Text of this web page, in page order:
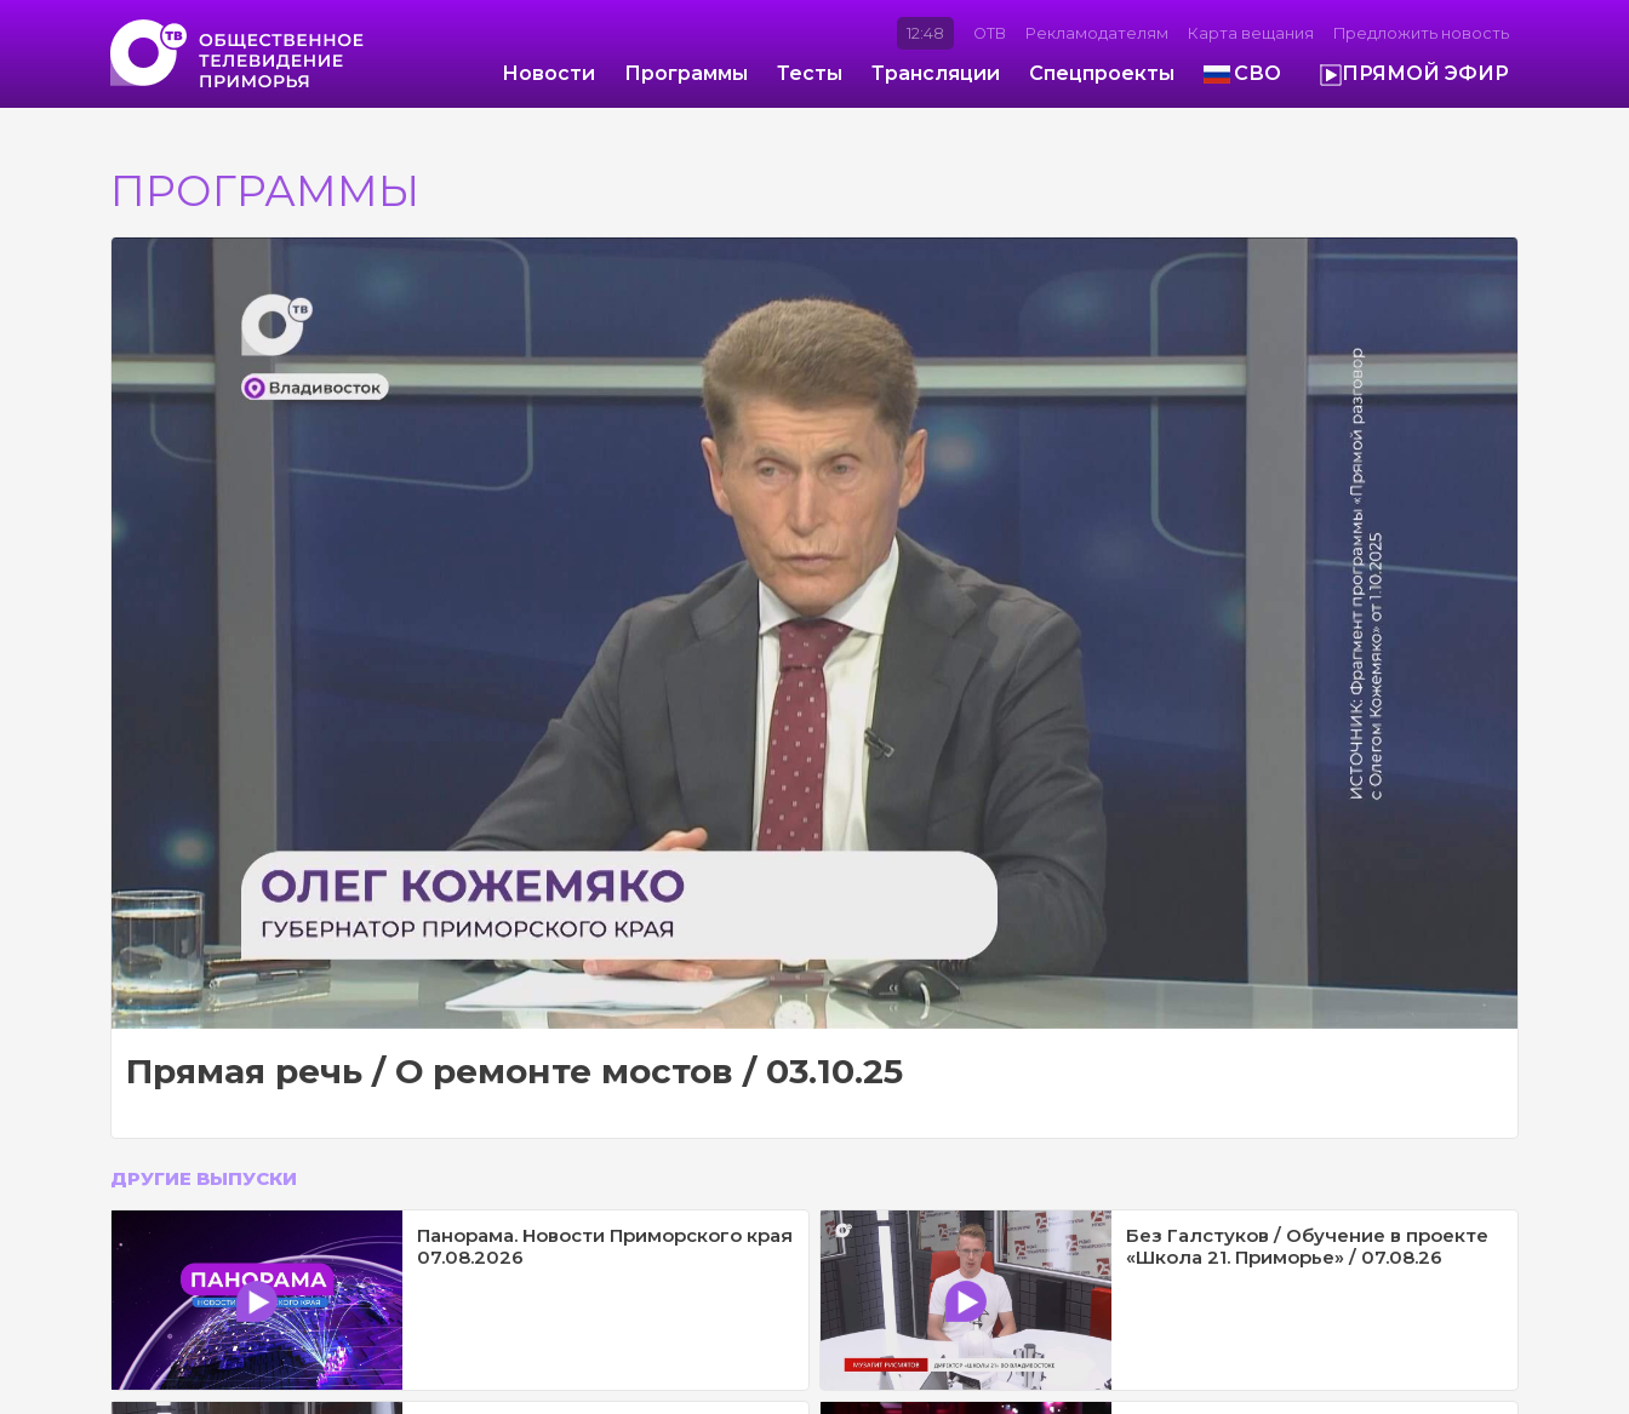
12:48 ОТВ Рекламодателям Карта вещания Предложить новость
Новости Программы Тесты Трансляции Спецпроекты СВО ПРЯМОЙ ЭФИР
ПРОГРАММЫ
Прямая речь / О ремонте мостов / 03.10.25
ДРУГИЕ ВЫПУСКИ
Панорама. Новости Приморского края
07.08.2026
Без Галстуков / Обучение в проекте
«Школа 21. Приморье» / 07.08.26